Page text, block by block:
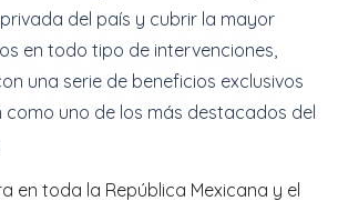
del país y cubrir la mayor
en todo tipo de intervenciones,
una serie de beneficios exclusivos
como uno de los más destacados del
en toda la República Mexicana y el